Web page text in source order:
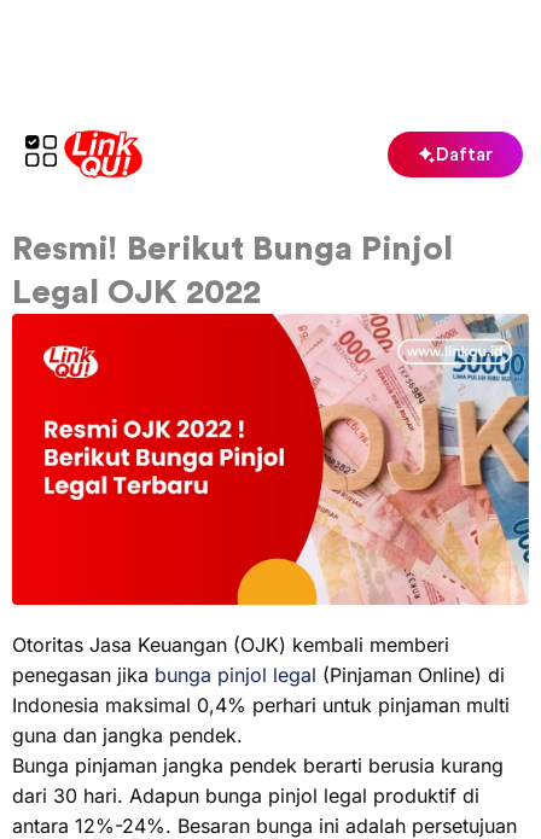
Daftar
Resmi! Berikut Bunga Pinjol
Legal OJK 2022
Otoritas Jasa Keuangan (OJK) kembali memberi
penegasan jika bunga pinjol legal (Pinjaman Online) di
Indonesia maksimal 0,4% perhari untuk pinjaman multi
guna dan jangka pendek.
Bunga pinjaman jangka pendek berarti berusia kurang
dari 30 hari. Adapun bunga pinjol legal produktif di
antara 12%-24%. Besaran bunga ini adalah persetujuan